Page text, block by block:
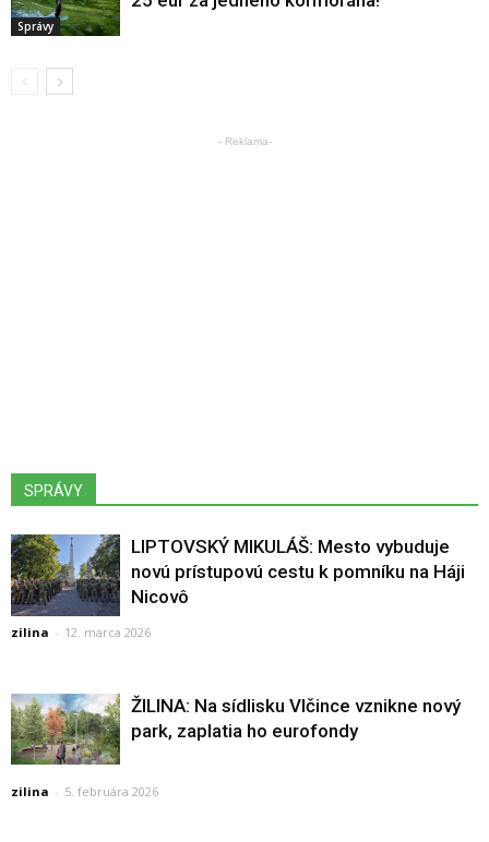
Správy
- Reklama-
SPRÁVY
LIPTOVSKÝ MIKULÁŠ: Mesto vybuduje
novú prístupovú cestu k pomníku na Háji
Nicovô
zilina - 12. marca 2026
ŽILINA: Na sídlisku Vlčince vznikne nový
park, zaplatia ho eurofondy
zilina - 5. februára 2026